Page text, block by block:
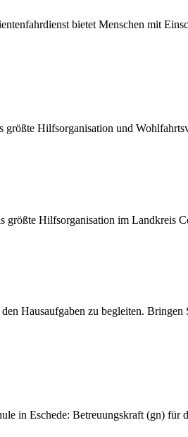
bietet Menschen mit
Hilfsorganisation und
Hilfsorganisation im Landkreis
Hausaufgaben zu begleiten.
in Eschede: Betreuungskraft (gn)